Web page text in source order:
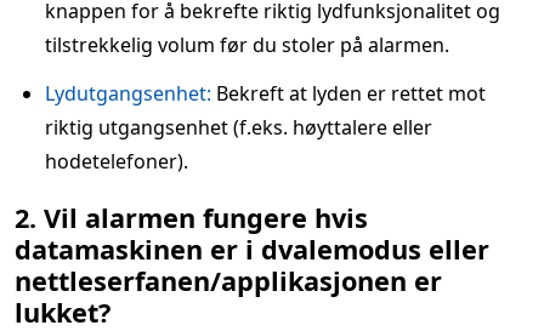
knappen for å bekrefte riktig lydfunksjonalitet og
tilstrekkelig volum før du stoler på alarmen.
Lydutgangsenhet: Bekreft at lyden er rettet mot
riktig utgangsenhet (f.eks. høyttalere eller
hodetelefoner).
2. Vil alarmen fungere hvis
datamaskinen er i dvalemodus eller
nettleserfanen/applikasjonen er
lukket?